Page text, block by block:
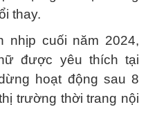
thay.
nhịp cuối năm 2024,
được yêu thích tại
hoạt động sau 8
trường thời trang nội